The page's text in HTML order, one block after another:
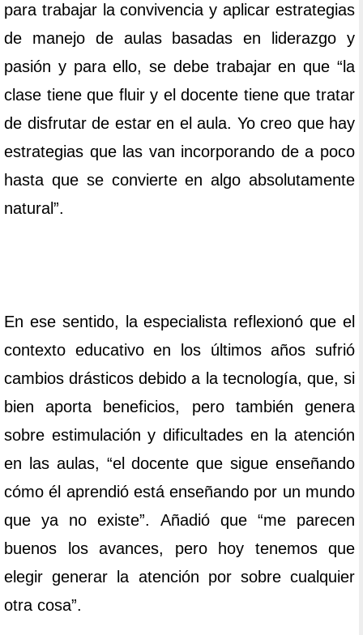
para trabajar la convivencia y aplicar estrategias
de manejo de aulas basadas en liderazgo y
pasión y para ello, se debe trabajar en que “la
clase tiene que fluir y el docente tiene que tratar
de disfrutar de estar en el aula. Yo creo que hay
estrategias que las van incorporando de a poco
hasta que se convierte en algo absolutamente
natural”.
En ese sentido, la especialista reflexionó que el
contexto educativo en los últimos años sufrió
cambios drásticos debido a la tecnología, que, si
bien aporta beneficios, pero también genera
sobre estimulación y dificultades en la atención
en las aulas, “el docente que sigue enseñando
cómo él aprendió está enseñando por un mundo
que ya no existe”. Añadió que “me parecen
buenos los avances, pero hoy tenemos que
elegir generar la atención por sobre cualquier
otra cosa”.